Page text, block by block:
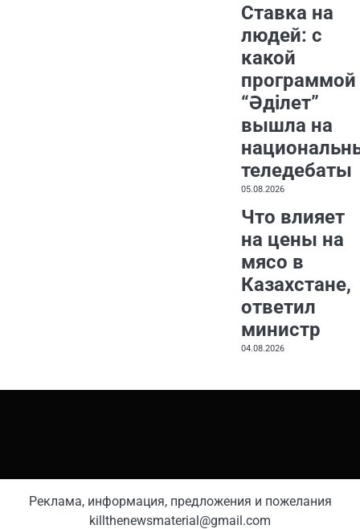
Ставка на
людей: с
какой
программой
“Әділет”
вышла на
теледебаты
05.08.2026
Что влияет
на цены на
мясо в
Казахстане,
ответил
министр
04.08.2026
Реклама, информация, предложения и пожелания
killthenewsmaterial@gmail.com